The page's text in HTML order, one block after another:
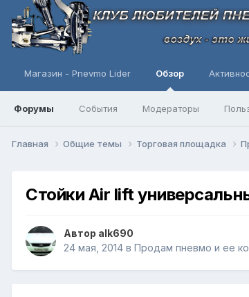
Магазин - Pnevmo Lider Обзор
Форумы События Модераторы
Главная Общие темы Торговая площадка
Стойки Air lift
Автор alk690
24 мая, 2014 в Продам пневмо и ее